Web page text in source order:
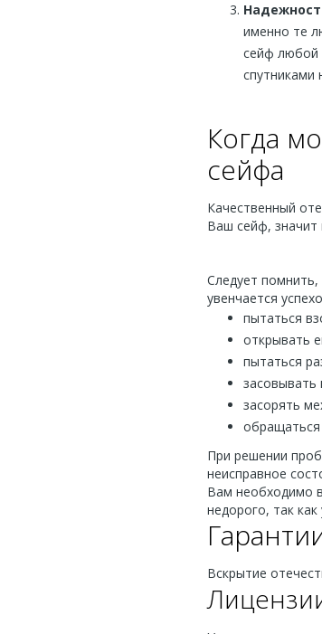
именно те
сейф любой
спутниками
Когда
сейфа
Качественный
Ваш сейф, значит
Следует
увенчается
пытаться
открывать
пытаться
засовывать
засорять
При решении
неисправное
Вам необходимо
недорого, так
Вскрытие